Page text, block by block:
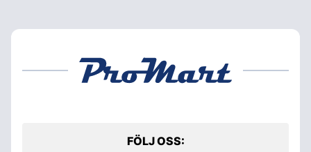
FÖLJ OSS: